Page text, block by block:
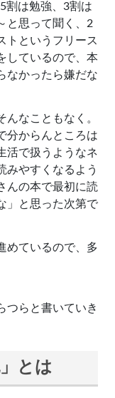
割は勉強、3割は
と思って聞く、2
トというフリース
しているので、本
なかったら嫌だな
んなこともなく。
分からんところは
活で扱うようなネ
みやすくなるよう
んの本で最初に読
」と思った次第で
めているので、多
つらと書いていき
とは